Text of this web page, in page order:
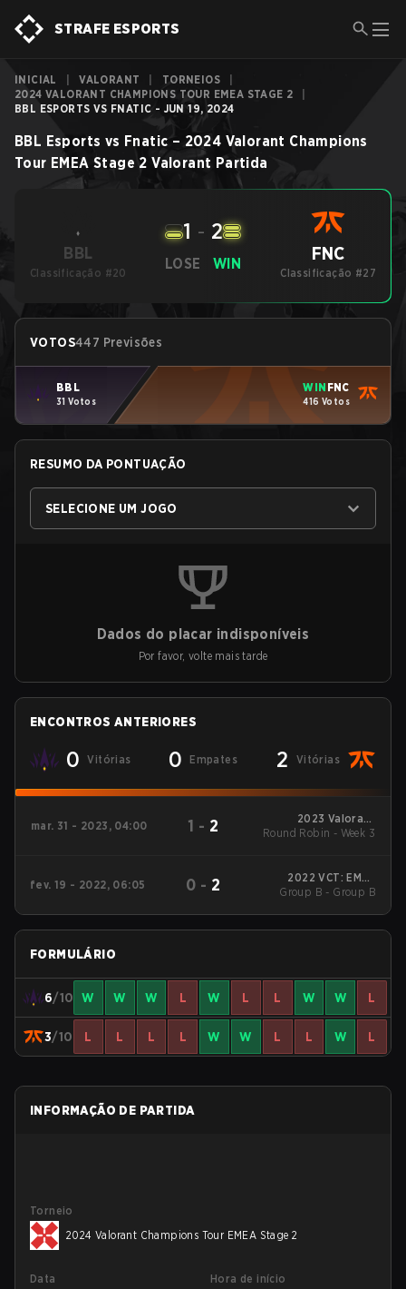
STRAFE ESPORTS
INICIAL VALORANT TORNEIOS
2024 VALORANT CHAMPIONS TOUR EMEA STAGE 2
BBL ESPORTS VS FNATIC - JUN 19, 2024
BBL Esports vs Fnatic–2024 Valorant Champions
Tour EMEA Stage 2 Valorant Partida
BBL
Classificação #20
LOSE
1 - 2
WIN FNC
Classificação #27
VOTOS447 Previsões
BBL
31 Votos
WIN FNC
416 Votos
RESUMO DA PONTUAÇÃO
SELECIONE UM JOGO
Dados do placar indisponíveis
Por favor, volte mais tarde
ENCONTROS ANTERIORES
0 Vitórias 0 Empates 2 Vitórias
mar. 31 - 2023, 04:00 1 - 2
2023 Valorant
Champions Tour:
Round Robin - Week 3
fev. 19 - 2022, 06:05 0 - 2
2022 VCT: EMEA
Stage 1 Challengers 1
Group B - Group B
FORMULÁRIO
6/10 W W W L W L L W W L
3/10 L L L L W W L L W L
INFORMAÇÃO DE PARTIDA
Torneio
2024 Valorant Champions Tour EMEA Stage 2
Data
Hora de início